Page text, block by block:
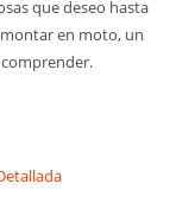
que deseo hasta
en moto, un